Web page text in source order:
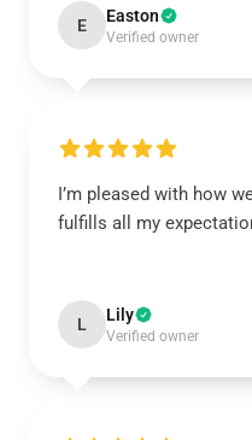
E Easton
Verified owner
I’m pleased with how
fulfills all my
L Lily
Verified owner